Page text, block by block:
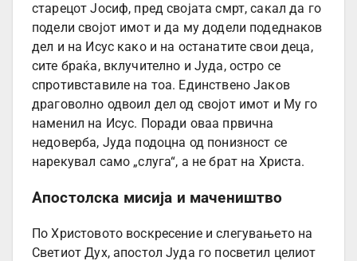
старецот Јосиф, пред својата смрт, сакал да го
подели својот имот и да му додели подеднаков
дел и на Исус како и на останатите свои деца,
сите браќа, вклучително и Јуда, остро се
спротивставиле на тоа. Единствено Јаков
драговолно одвоил дел од својот имот и Му го
наменил на Исус. Поради оваа првична
недоверба, Јуда подоцна од понизност се
нарекувал само „слуга“, а не брат на Христа.
Апостолска мисија и мачеништво
По Христовото воскресение и слегувањето на
Светиот Дух, апостол Јуда го посветил целиот